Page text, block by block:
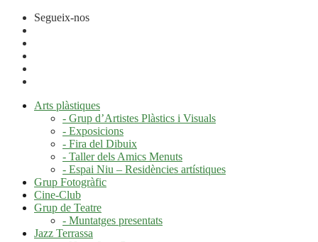
Segueix-nos
Arts plàstiques
- Grup d’Artistes Plàstics i Visuals
- Exposicions
- Fira del Dibuix
- Taller dels Amics Menuts
- Espai Niu – Residències artístiques
Grup Fotogràfic
Cine-Club
Grup de Teatre
- Muntatges presentats
Jazz Terrassa